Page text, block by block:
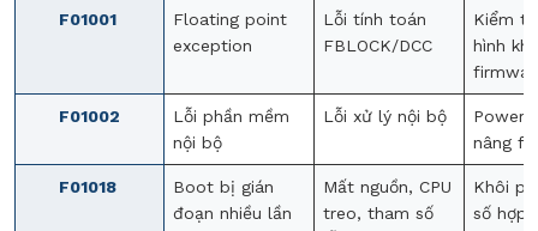
F01001
Floating point
exception
Lỗi tính toán
FBLOCK/DCC
Kiểm
hình
F01002
Lỗi phần mềm
nội bộ
Lỗi xử lý nội bộ
Power
nâng
F01018
Boot bị gián
đoạn nhiều lần
Mất nguồn, CPU
treo, tham số
Khôi
số hợp